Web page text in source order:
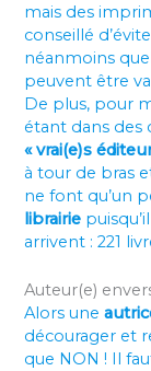
mais des
conseillé
néanmoins
peuvent être
De plus, pour
étant dans des
« vrai(e)s
à tour de bras
ne font qu’un
librairie
arrivent : 221
Auteur(e)
Alors une
décourager et
que NON ! Il